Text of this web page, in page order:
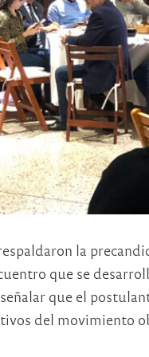
la
que se
que el
del movimiento